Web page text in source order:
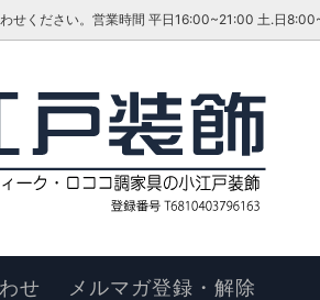
せください。営業時間 平日16:00~21:00 土.日
リビング・ダイニングセット
スツール
ベンチ
ジェニファーテイラー
ヴィヴィアン ホームスタイル
お知らせ
更新履歴
お買い物の手順
せ メルマガ登録・解除